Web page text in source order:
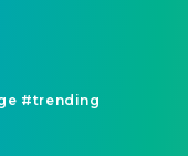
#trending